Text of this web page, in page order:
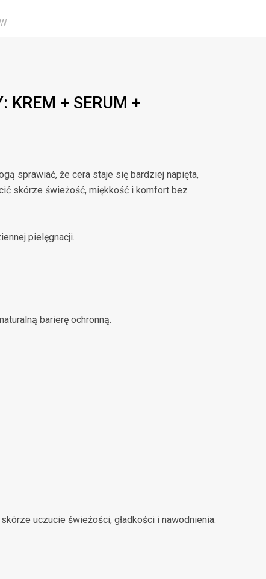
KREM + SERUM +
sprawiać, że cera staje się bardziej napięta,
skórze świeżość, miękkość i komfort bez
pielęgnacji.
barierę ochronną.
uczucie świeżości, gładkości i nawodnienia.